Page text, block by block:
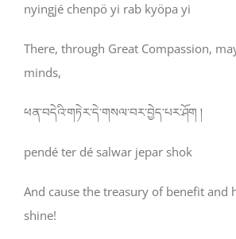
nyingjé chenpö yi rab kyöpa yi
There, through Great Compassion,
minds,
ཕན་བདེའི་གཏེར་དེ་གསལ་བར་བྱེད་པར་ཤོག །
pendé ter dé salwar jepar shok
And cause the treasury of benefit and
shine!